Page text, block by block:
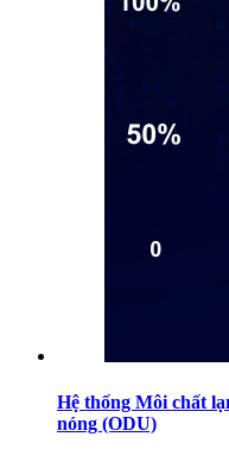
Hệ thống Môi chất
nóng (ODU)